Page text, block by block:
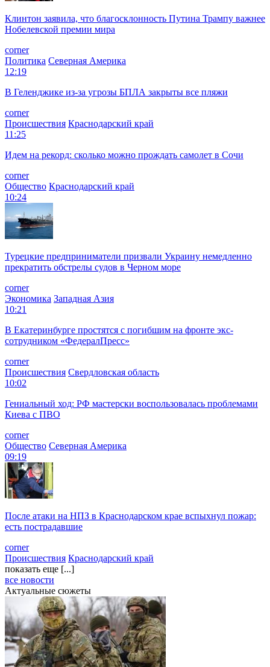
Клинтон заявила, что благосклонность Путина Трампу важнее
Нобелевской премии мира
corner
Политика Северная Америка
12:19
В Геленджике из-за угрозы БПЛА закрыты все пляжи
corner
Происшествия Краснодарский край
11:25
Идем на рекорд: сколько можно прождать самолет в Сочи
corner
Общество Краснодарский край
10:24
Турецкие предприниматели призвали Украину немедленно
прекратить обстрелы судов в Черном море
corner
Экономика Западная Азия
10:21
В Екатеринбурге простятся с погибшим на фронте экс-
сотрудником «ФедералПресс»
corner
Происшествия Свердловская область
10:02
Гениальный ход: РФ мастерски воспользовалась проблемами
Киева с ПВО
corner
Общество Северная Америка
09:19
После атаки на НПЗ в Краснодарском крае вспыхнул пожар:
есть пострадавшие
corner
Происшествия Краснодарский край
показать еще [...]
все новости
Актуальные сюжеты